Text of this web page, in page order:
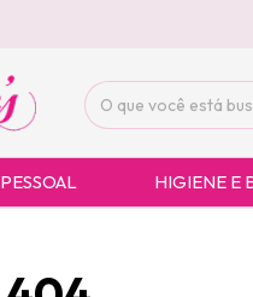
HIGIENE E